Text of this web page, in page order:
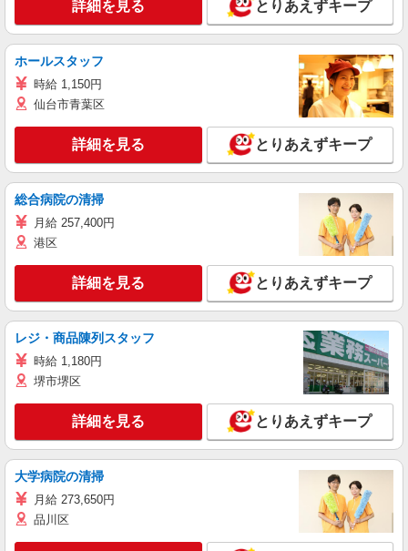
詳細を見る とりあえずキープ
ホールスタッフ
時給 1,150円
仙台市青葉区
詳細を見る とりあえずキープ
総合病院の清掃
月給 257,400円
港区
詳細を見る とりあえずキープ
レジ・商品陳列スタッフ
時給 1,180円
堺市堺区
詳細を見る とりあえずキープ
大学病院の清掃
月給 273,650円
品川区